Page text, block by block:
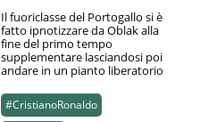
Il fuoriclasse del Portogallo si è
fatto ipnotizzare da Oblak alla
fine del primo tempo
supplementare lasciandosi poi
andare in un pianto liberatorio
#CristianoRonaldo